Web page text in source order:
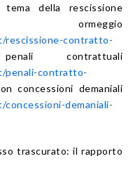
della rescissione
rescissione-contratto-
contrattuali
penali-contratto-
concessioni demaniali
demaniali-
trascurato: il rapporto